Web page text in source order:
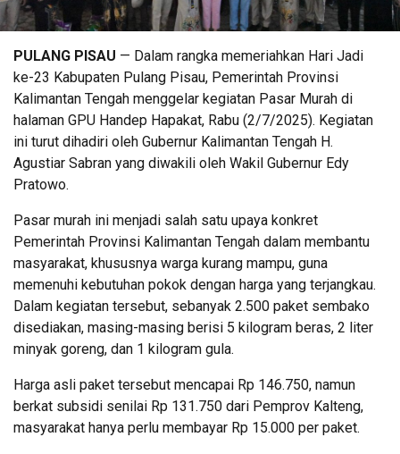
PULANG PISAU — Dalam rangka memeriahkan Hari Jadi
ke-23 Kabupaten Pulang Pisau, Pemerintah Provinsi
Kalimantan Tengah menggelar kegiatan Pasar Murah di
halaman GPU Handep Hapakat, Rabu (2/7/2025). Kegiatan
ini turut dihadiri oleh Gubernur Kalimantan Tengah H.
Agustiar Sabran yang diwakili oleh Wakil Gubernur Edy
Pratowo.
Pasar murah ini menjadi salah satu upaya konkret
Pemerintah Provinsi Kalimantan Tengah dalam membantu
masyarakat, khususnya warga kurang mampu, guna
memenuhi kebutuhan pokok dengan harga yang terjangkau.
Dalam kegiatan tersebut, sebanyak 2.500 paket sembako
disediakan, masing-masing berisi 5 kilogram beras, 2 liter
minyak goreng, dan 1 kilogram gula.
Harga asli paket tersebut mencapai Rp 146.750, namun
berkat subsidi senilai Rp 131.750 dari Pemprov Kalteng,
masyarakat hanya perlu membayar Rp 15.000 per paket.